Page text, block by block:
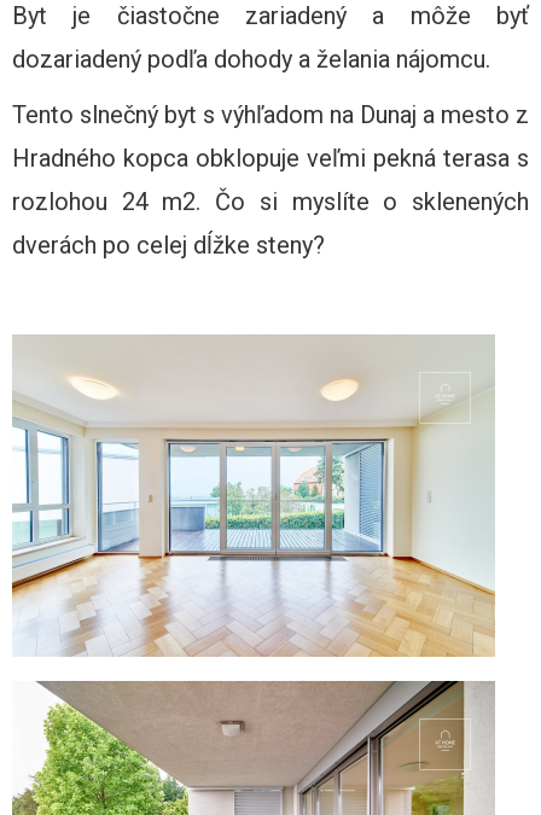
Byt je čiastočne zariadený a môže byť
dozariadený podľa dohody a želania nájomcu.
Tento slnečný byt s výhľadom na Dunaj a mesto z
Hradného kopca obklopuje veľmi pekná terasa s
rozlohou 24 m2. Čo si myslíte o sklenených
dverách po celej dĺžke steny?